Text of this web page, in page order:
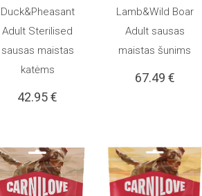
Į KREPŠELĮ
Duck&Pheasant
Adult Sterilised
sausas maistas
katėms
42.95€
Į KREPŠELĮ
Lamb&Wild Boar
Adult sausas
maistas šunims
67.49 €